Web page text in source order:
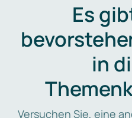
Es
in
Versuchen Sie, eine